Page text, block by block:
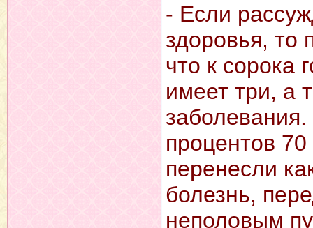
- Если
здоровья, то
что к сорока
имеет три, а
процентов
перенесли
болезнь,
неполовым